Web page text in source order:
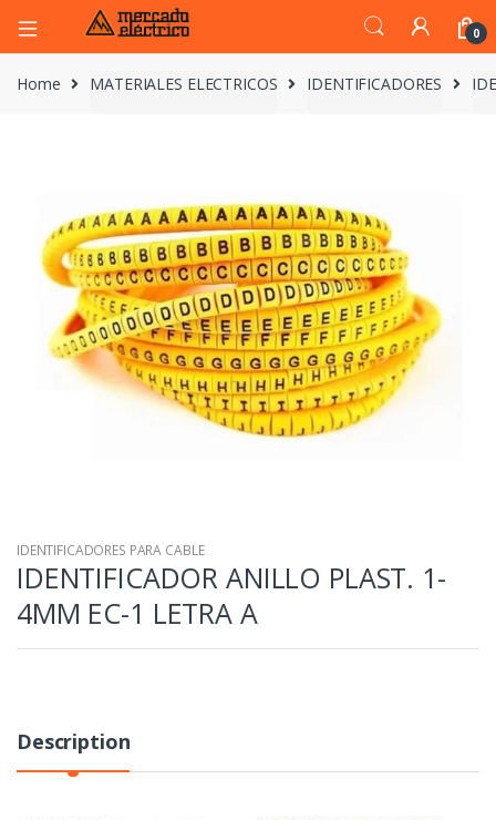
0
Home MATERIALES ELECTRICOS IDENTIFICADORES
IDENTIFICADORES PARA CABLE
IDENTIFICADOR ANILLO PLAST. 1-
4MM EC-1 LETRA A
Description